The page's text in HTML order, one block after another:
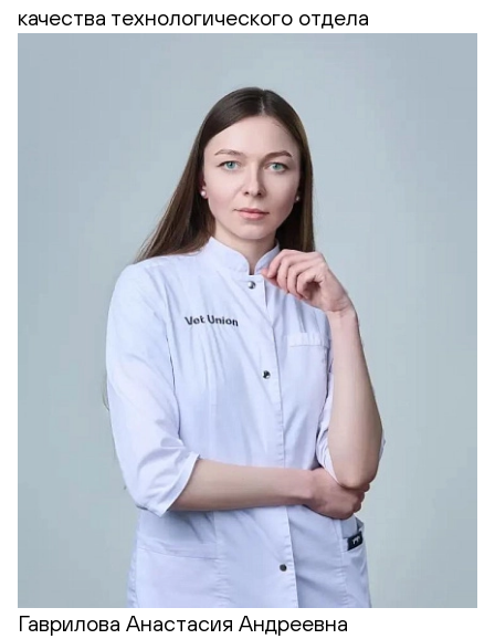
качества технологического отдела
Гаврилова Анастасия Андреевна